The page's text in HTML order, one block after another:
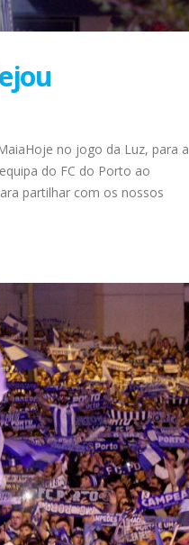
no jogo da Luz, para a
do FC do Porto ao
partilhar com os nossos